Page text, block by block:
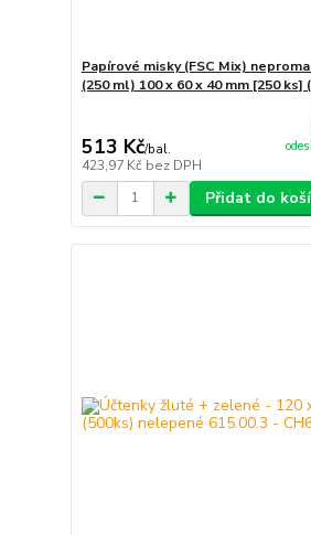
Papírové misky (FSC Mix)
(250 ml) 100 x 60 x 40 mm [250 ks]
513 Kč/bal.
423,97 Kč bez DPH
Přidat do